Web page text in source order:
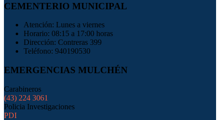
CEMENTERIO MUNICIPAL
Atención: Lunes a viernes
Horario: 08:15 a 17:00 horas
Dirección: Contreras 399
Teléfono: 940190530
EMERGENCIAS MULCHÉN
Carabineros
(43) 224 3061
Policia Investigaciones
PDI